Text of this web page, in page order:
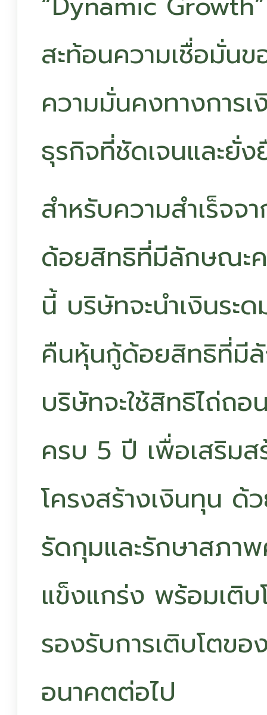
สะท้อนความเชื่อมั่น
ความมั่นคงทางการ
ธุรกิจที่ชัดเจนและยั่
สำหรับความสำเร็จจ
ด้อยสิทธิที่มีลักษณะ
นี้ บริษัทจะนำเงินระ
คืนหุ้นกู้ด้อยสิทธิที่มี
บริษัทจะใช้สิทธิไถ่ถ
ครบ 5 ปี เพื่อเสริม
โครงสร้างเงินทุน ด้
รัดกุมและรักษาสภา
แข็งแกร่ง พร้อมเติ
รองรับการเติบโตข
อนาคตต่อไป